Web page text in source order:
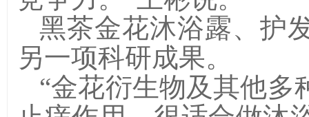
黑茶金花沐浴露、护
另一项科研成果。
“金花衍生物及其他多